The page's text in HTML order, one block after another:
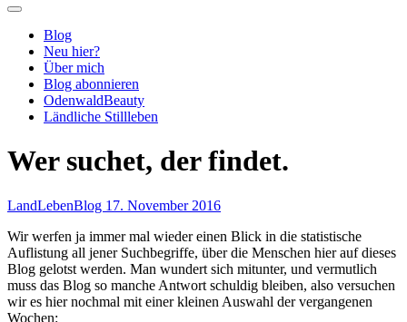
Blog
Neu hier?
Über mich
Blog abonnieren
OdenwaldBeauty
Ländliche Stillleben
Wer suchet, der findet.
LandLebenBlog 17. November 2016
Wir werfen ja immer mal wieder einen Blick in die statistische
Auflistung all jener Suchbegriffe, über die Menschen hier auf dieses
Blog gelotst werden. Man wundert sich mitunter, und vermutlich
muss das Blog so manche Antwort schuldig bleiben, also versuchen
wir es hier nochmal mit einer kleinen Auswahl der vergangenen
Wochen: